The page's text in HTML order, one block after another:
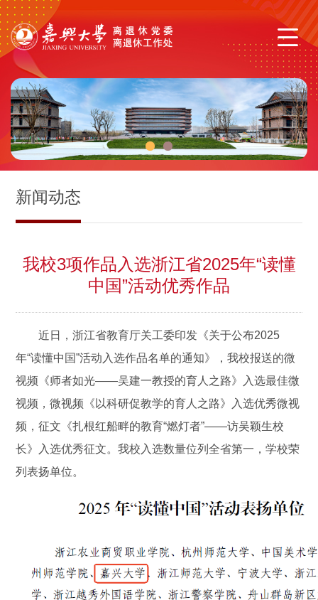
新闻动态
我校3项作品入选浙江省2025年“读懂
中国”活动优秀作品
近日，浙江省教育厅关工委印发《关于公布2025
年“读懂中国”活动入选作品名单的通知》，我校报送的微
视频《师者如光——吴建一教授的育人之路》入选最佳微
视频，微视频《以科研促教学的育人之路》入选优秀微视
频，征文《扎根红船畔的教育“燃灯者”——访吴颖生校
长》入选优秀征文。我校入选数量位列全省第一，学校荣
列表扬单位。